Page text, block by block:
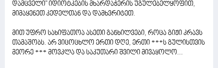
დამცველი" იდიოტკების მხარდაჭერის უგულებელყოფით,
მიმაყენეთ კედელთან და დამხვრიტეთ.
მით უფრო სახიფათოა ასეთი განხილვები, როცა გიჟი კრავს
თამაშობს. არ ვიცოცხლო ერთი დღე, ერთი ***ს გულისთვის
მეორე *** მოვკლა და საკუთარი შვილი მივაყოლო...